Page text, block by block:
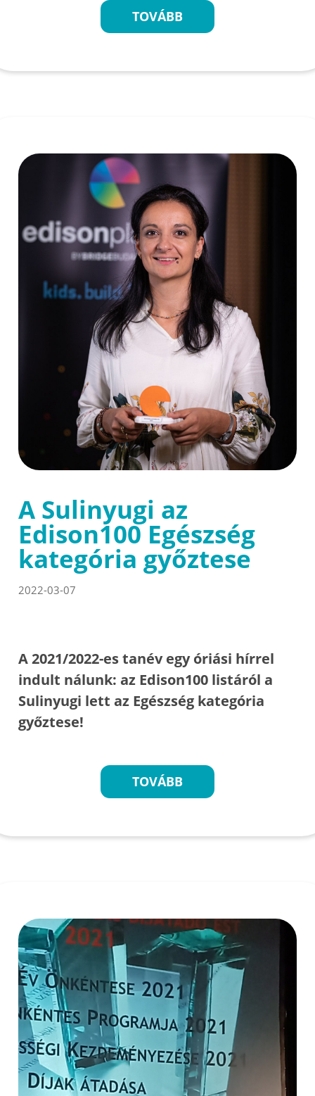
TOVÁBB
A Sulinyugi az
Edison100 Egészség
kategória győztese
2022-03-07
A 2021/2022-es tanév egy óriási hírrel
indult nálunk: az Edison100 listáról a
Sulinyugi lett az Egészség kategória
győztese!
TOVÁBB